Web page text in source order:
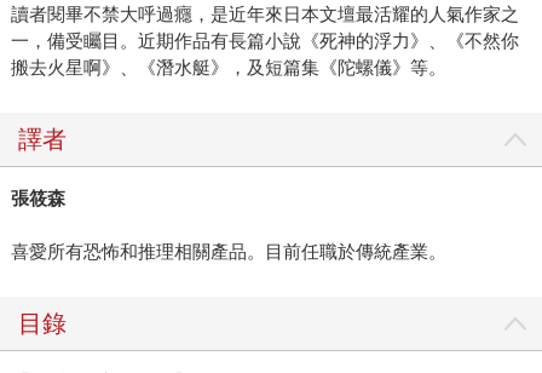
讀者閱畢不禁大呼過癮，是近年來日本文壇最活耀的人氣作家之
一，備受矚目。近期作品有長篇小說《死神的浮力》、《不然你
搬去火星啊》、《潛水艇》，及短篇集《陀螺儀》等。
譯者
張筱森
喜愛所有恐怖和推理相關產品。目前任職於傳統產業。
目錄